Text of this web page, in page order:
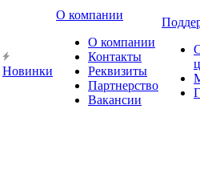
Новинки
О компании
О компании
Контакты
Реквизиты
Партнерство
Вакансии